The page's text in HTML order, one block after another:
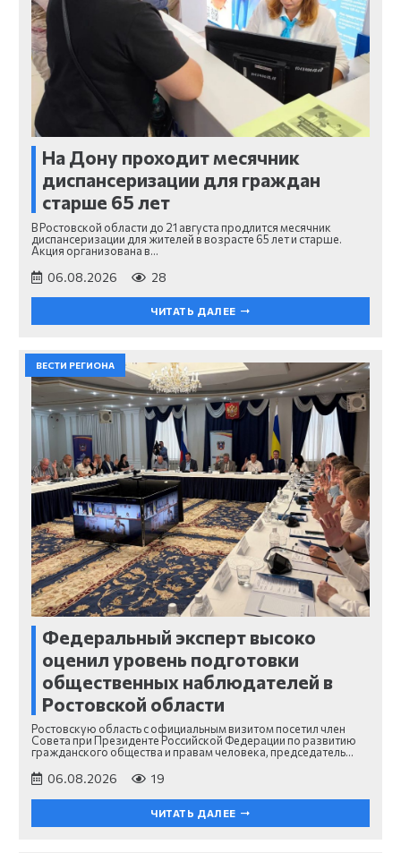
На Дону проходит месячник
диспансеризации для граждан
старше 65 лет
В Ростовской области до 21 августа продлится месячник
диспансеризации для жителей в возрасте 65 лет и старше.
Акция организована в…
06.08.2026 28
ЧИТАТЬ ДАЛЕЕ
ВЕСТИ РЕГИОНА
Федеральный эксперт высоко
оценил уровень подготовки
общественных наблюдателей в
Ростовской области
Ростовскую область с официальным визитом посетил член
Совета при Президенте Российской Федерации по развитию
гражданского общества и правам человека, председатель…
06.08.2026 19
ЧИТАТЬ ДАЛЕЕ